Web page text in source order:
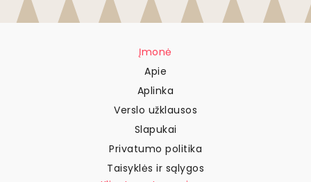
Įmonė
Apie
Aplinka
Verslo užklausos
Slapukai
Privatumo politika
Taisyklės ir sąlygos